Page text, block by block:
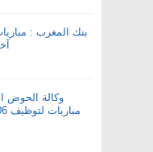
وكالة الحوض